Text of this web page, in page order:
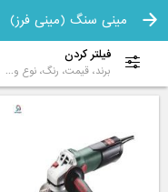
مینی سنگ (مینی فرز)
فیلتر کردن
برند، قیمت، رنگ، نوع و...